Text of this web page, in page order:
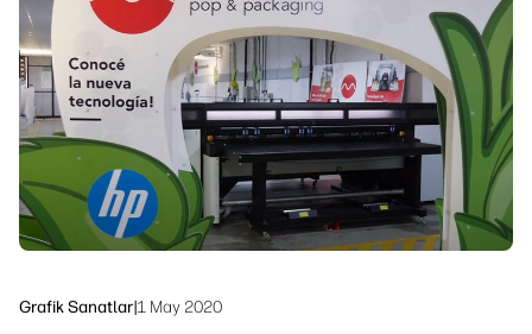
Bizi Takip Edin
linkedInfacebook
twitteryoutube
İş Akışı Çözümleri
Sürdürülebilirlik
Grafik Sanatlar|1 May 2020